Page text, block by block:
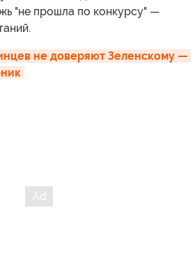
"не прошла по конкурсу" —
не доверяют Зеленскому —